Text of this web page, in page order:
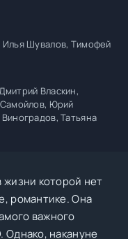
Шувалов, Тимофей
Власкин,
Юрий
Татьяна
жизни которой нет
романтике. Она
важного
Однако, накануне